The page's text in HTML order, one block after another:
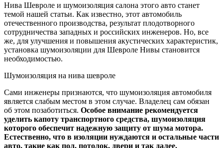
Нива Шевроле и шумоизоляция салона этого авто станет
темой нашей статьи. Как известно, этот автомобиль
отечественного производства, результат плодотворного
сотрудничества западных и российских инженеров. Но, все
же, для улучшения и повышения акустических характеристик,
установка шумоизоляции для Шевроле Нивы становится
необходимостью.
Шумоизоляция на нива шевроле
Сами инженеры признаются, что шумоизоляция автомобиля
является слабым местом в этом случае. Владелец сам обязан
об этом позаботиться. Особое внимание рекомендуется
уделить капоту транспортного средства, шумоизоляция
которого обеспечит надежную защиту от шума мотора.
Естественно, что в изоляции нуждаются и остальные части
авто, такие как пол, потолок, двери и так далее.